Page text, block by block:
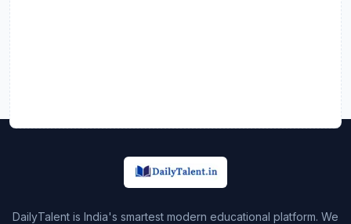
DailyTalent is India's smartest modern educational platform. We